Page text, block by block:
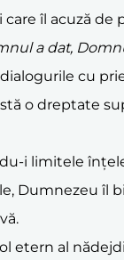
îl acuză de
a dat,
cu
o dreptate
i limitele
Dumnezeu îl
etern al